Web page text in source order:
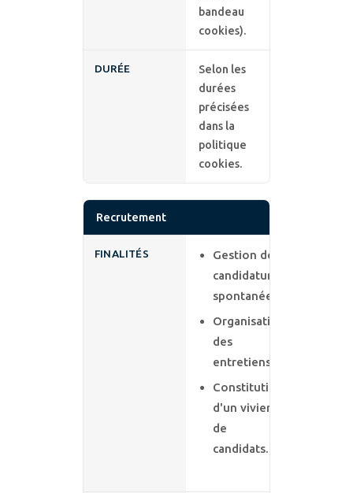
bandeau
cookies).
DURÉE
Selon les
durées
précisées
dans la
politique
cookies.
Recrutement
FINALITÉS
Gestion des
candidatures
spontanées ;
Organisation
des
entretiens ;
Constitution
d'un vivier
de
candidats.